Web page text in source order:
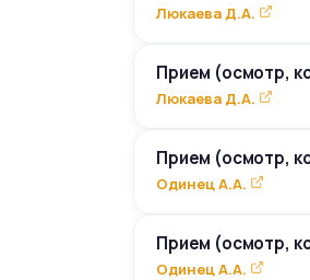
Люкаева Д.А.
Прием (осмотр,
Люкаева Д.А.
Прием (осмотр,
Одинец А.А.
Прием (осмотр,
Одинец А.А.